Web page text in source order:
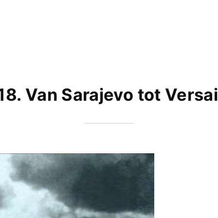
Van Sarajevo tot